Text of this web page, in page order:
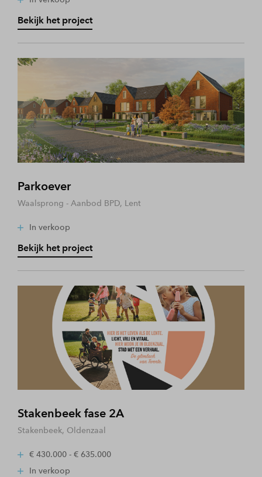
Bekijk het project
Parkoever
Waalsprong - Aanbod BPD, Lent
In verkoop
Bekijk het project
Stakenbeek fase 2A
Stakenbeek, Oldenzaal
€ 430.000 - € 635.000
In verkoop